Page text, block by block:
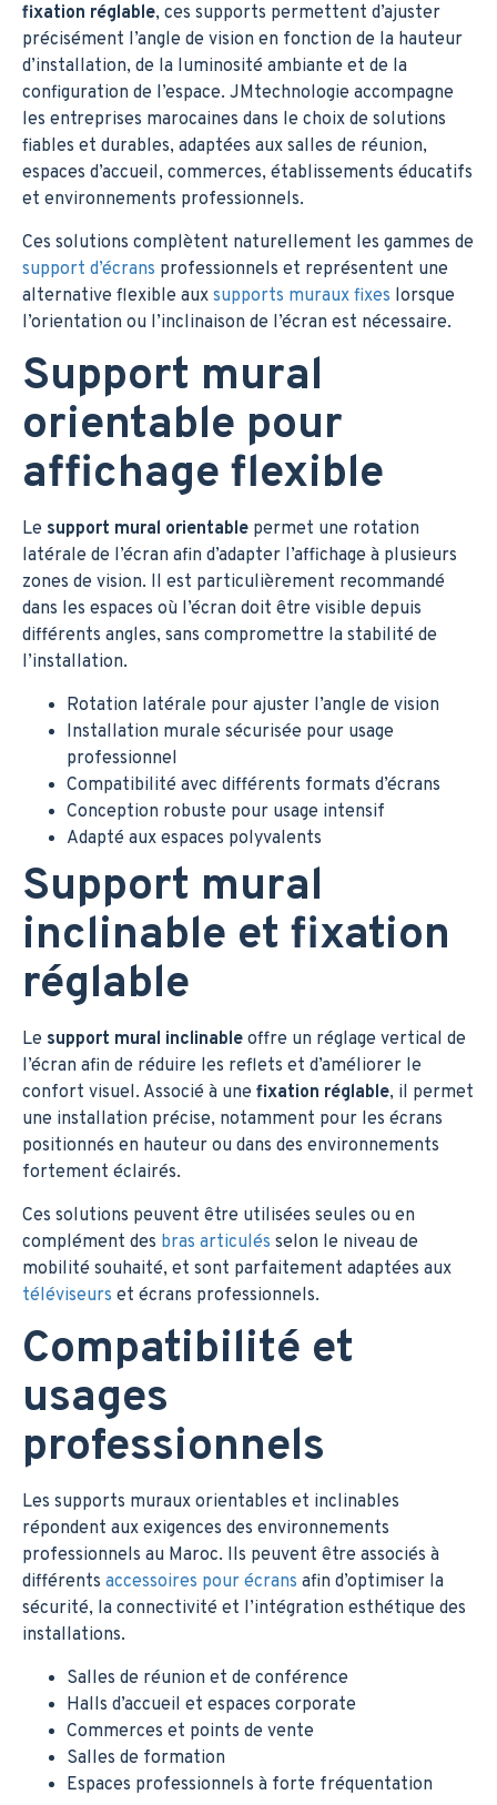
fixation réglable, ces supports permettent d’ajuster
précisément l’angle de vision en fonction de la hauteur
d’installation, de la luminosité ambiante et de la
configuration de l’espace. JMtechnologie accompagne
les entreprises marocaines dans le choix de solutions
fiables et durables, adaptées aux salles de réunion,
espaces d’accueil, commerces, établissements éducatifs
et environnements professionnels.
Ces solutions complètent naturellement les gammes de
support d’écrans professionnels et représentent une
alternative flexible aux supports muraux fixes lorsque
l’orientation ou l’inclinaison de l’écran est nécessaire.
Support mural
orientable pour
affichage flexible
Le support mural orientable permet une rotation
latérale de l’écran afin d’adapter l’affichage à plusieurs
zones de vision. Il est particulièrement recommandé
dans les espaces où l’écran doit être visible depuis
différents angles, sans compromettre la stabilité de
l’installation.
Rotation latérale pour ajuster l’angle de vision
Installation murale sécurisée pour usage
professionnel
Compatibilité avec différents formats d’écrans
Conception robuste pour usage intensif
Adapté aux espaces polyvalents
Support mural
inclinable et fixation
réglable
Le support mural inclinable offre un réglage vertical de
l’écran afin de réduire les reflets et d’améliorer le
confort visuel. Associé à une fixation réglable, il permet
une installation précise, notamment pour les écrans
positionnés en hauteur ou dans des environnements
fortement éclairés.
Ces solutions peuvent être utilisées seules ou en
complément des bras articulés selon le niveau de
mobilité souhaité, et sont parfaitement adaptées aux
téléviseurs et écrans professionnels.
Compatibilité et
usages
professionnels
Les supports muraux orientables et inclinables
répondent aux exigences des environnements
professionnels au Maroc. Ils peuvent être associés à
différents accessoires pour écrans afin d’optimiser la
sécurité, la connectivité et l’intégration esthétique des
installations.
Salles de réunion et de conférence
Halls d’accueil et espaces corporate
Commerces et points de vente
Salles de formation
Espaces professionnels à forte fréquentation